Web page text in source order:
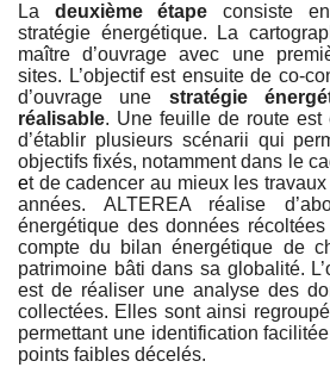
La deuxième étape consiste
stratégie énergétique. La
maître d’ouvrage avec une
sites. L’objectif est ensuite de co-
d’ouvrage une stratégie
réalisable. Une feuille de route est
d’établir plusieurs scénarii qui
objectifs fixés, notamment dans le
et de cadencer au mieux les
années. ALTEREA réalise
énergétique des données
compte du bilan énergétique de
patrimoine bâti dans sa globalité.
est de réaliser une analyse des
collectées. Elles sont ainsi
permettant une identification
points faibles décelés.